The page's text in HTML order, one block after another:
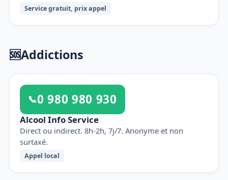
Service gratuit, prix appel
🆘Addictions
📞0 980 980 930
Alcool Info Service
Direct ou indirect. 8h-2h, 7j/7. Anonyme et non
surtaxé.
Appel local